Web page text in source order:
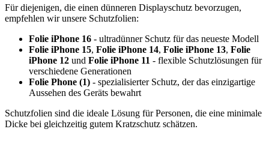
Für diejenigen, die einen dünneren Displayschutz bevorzugen,
empfehlen wir unsere Schutzfolien:
Folie iPhone 16 - ultradünner Schutz für das neueste Modell
Folie iPhone 15, Folie iPhone 14, Folie iPhone 13, Folie
iPhone 12 und Folie iPhone 11 - flexible Schutzlösungen für
verschiedene Generationen
Folie Phone (1) - spezialisierter Schutz, der das einzigartige
Aussehen des Geräts bewahrt
Schutzfolien sind die ideale Lösung für Personen, die eine minimale
Dicke bei gleichzeitig gutem Kratzschutz schätzen.